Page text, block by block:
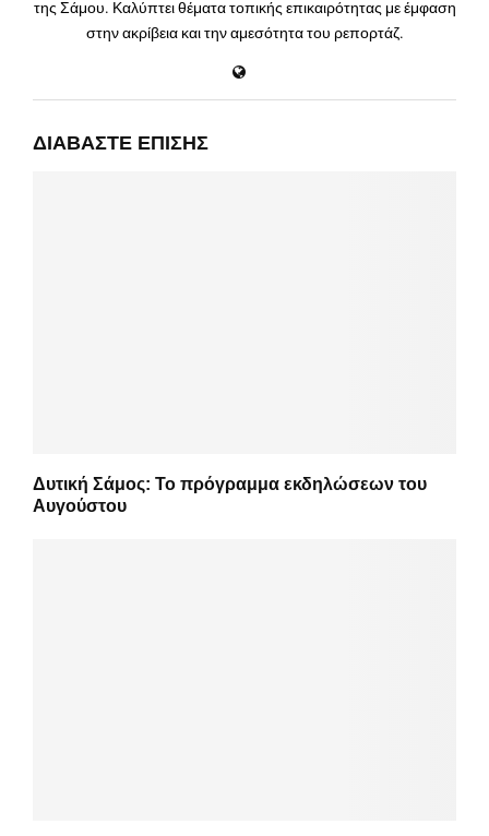
της Σάμου. Καλύπτει θέματα τοπικής επικαιρότητας με έμφαση
στην ακρίβεια και την αμεσότητα του ρεπορτάζ.
ΔΙΑΒΆΣΤΕ ΕΠΊΣΗΣ
Δυτική Σάμος: Το πρόγραμμα εκδηλώσεων του
Αυγούστου